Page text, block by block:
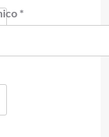
*